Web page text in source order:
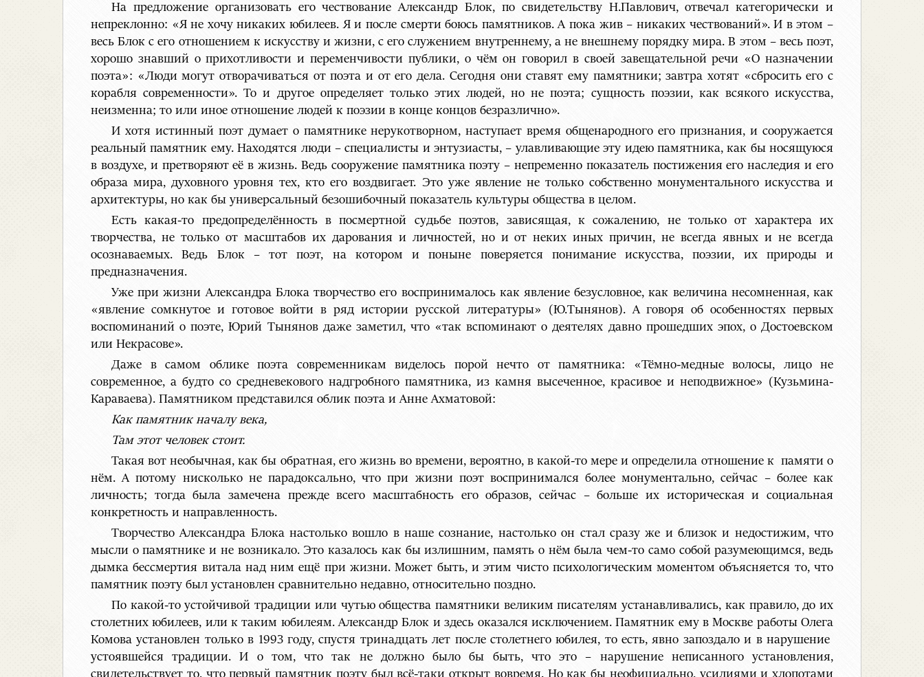
На предложение организовать его чествование Александр Блок, по свидетельству Н.Павлович, отвечал категорически и
непреклонно: «Я не хочу никаких юбилеев. Я и после смерти боюсь памятников. А пока жив – никаких чествований». И в этом –
весь Блок с его отношением к искусству и жизни, с его служением внутреннему, а не внешнему порядку мира. В этом – весь поэт,
хорошо знавший о прихотливости и переменчивости публики, о чём он говорил в своей завещательной речи «О назначении
поэта»: «Люди могут отворачиваться от поэта и от его дела. Сегодня они ставят ему памятники; завтра хотят «сбросить его с
корабля современности». То и другое определяет только этих людей, но не поэта; сущность поэзии, как всякого искусства,
неизменна; то или иное отношение людей к поэзии в конце концов безразлично».
И хотя истинный поэт думает о памятнике нерукотворном, наступает время общенародного его признания, и сооружается
реальный памятник ему. Находятся люди – специалисты и энтузиасты, – улавливающие эту идею памятника, как бы носящуюся
в воздухе, и претворяют её в жизнь. Ведь сооружение памятника поэту – непременно показатель постижения его наследия и его
образа мира, духовного уровня тех, кто его воздвигает. Это уже явление не только собственно монументального искусства и
архитектуры, но как бы универсальный безошибочный показатель культуры общества в целом.
Есть какая-то предопределённость в посмертной судьбе поэтов, зависящая, к сожалению, не только от характера их
творчества, не только от масштабов их дарования и личностей, но и от неких иных причин, не всегда явных и не всегда
осознаваемых. Ведь Блок – тот поэт, на котором и поныне поверяется понимание искусства, поэзии, их природы и
предназначения.
Уже при жизни Александра Блока творчество его воспринималось как явление безусловное, как величина несомненная, как
«явление сомкнутое и готовое войти в ряд истории русской литературы» (Ю.Тынянов). А говоря об особенностях первых
воспоминаний о поэте, Юрий Тынянов даже заметил, что «так вспоминают о деятелях давно прошедших эпох, о Достоевском
или Некрасове».
Даже в самом облике поэта современникам виделось порой нечто от памятника: «Тёмно-медные волосы, лицо не
современное, а будто со средневекового надгробного памятника, из камня высеченное, красивое и неподвижное» (Кузьмина-
Караваева). Памятником представился облик поэта и Анне Ахматовой:
Как памятник началу века,
Там этот человек стоит.
Такая вот необычная, как бы обратная, его жизнь во времени, вероятно, в какой-то мере и определила отношение к памяти о
нём. А потому нисколько не парадоксально, что при жизни поэт воспринимался более монументально, сейчас – более как
личность; тогда была замечена прежде всего масштабность его образов, сейчас – больше их историческая и социальная
конкретность и направленность.
Творчество Александра Блока настолько вошло в наше сознание, настолько он стал сразу же и близок и недостижим, что
мысли о памятнике и не возникало. Это казалось как бы излишним, память о нём была чем-то само собой разумеющимся, ведь
дымка бессмертия витала над ним ещё при жизни. Может быть, и этим чисто психологическим моментом объясняется то, что
памятник поэту был установлен сравнительно недавно, относительно поздно.
По какой-то устойчивой традиции или чутью общества памятники великим писателям устанавливались, как правило, до их
столетних юбилеев, или к таким юбилеям. Александр Блок и здесь оказался исключением. Памятник ему в Москве работы Олега
Комова установлен только в 1993 году, спустя тринадцать лет после столетнего юбилея, то есть, явно запоздало и в нарушение
устоявшейся традиции. И о том, что так не должно было бы быть, что это – нарушение неписанного установления,